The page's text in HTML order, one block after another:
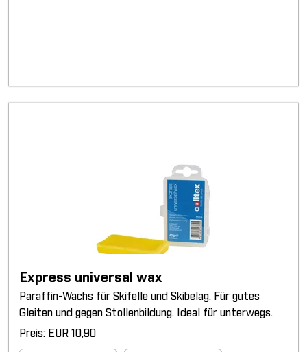
Express universal wax
Paraffin-Wachs für Skifelle und Skibelag. Für gutes
Gleiten und gegen Stollenbildung. Ideal für unterwegs.
Preis: EUR 10,90